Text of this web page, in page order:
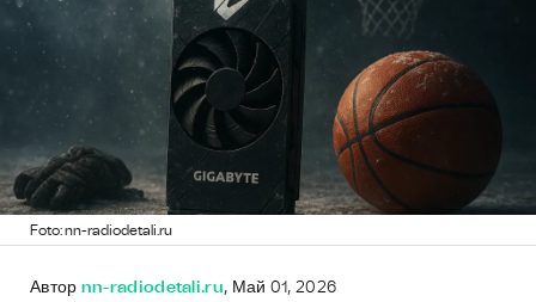
Foto: nn-radiodetali.ru
Автор nn-radiodetali.ru, Май 01, 2026